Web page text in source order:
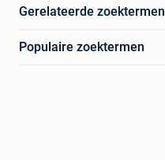
Gerelateerde zoektermen
Populaire zoektermen